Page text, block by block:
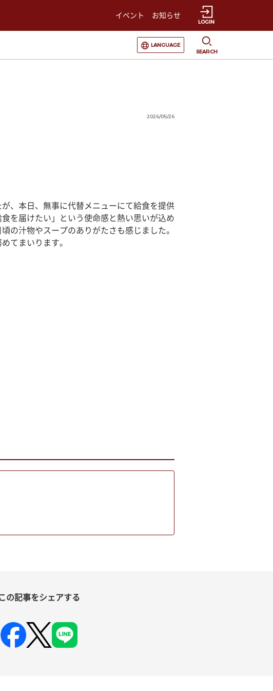
イベント お知らせ
LOGIN
選択すると言語の切替が発生します
LANGUAGE
SEARCH
2026/05/26
、本日、無事に代替メニューにて給食を提供
を届けたい」という使命感と熱い思いが込め
の汁物やスープのありがたさも感じました。
てまいります。
この記事をシェアする